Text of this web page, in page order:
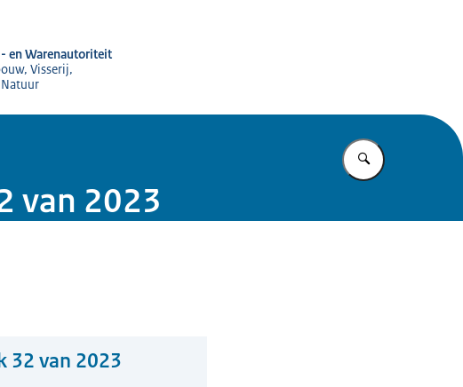
en Warenautoriteit
Visserij,
Vul in wat u
van 2023
32 van 2023